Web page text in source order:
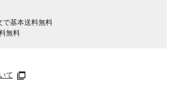
で基本送料無料
無料
て